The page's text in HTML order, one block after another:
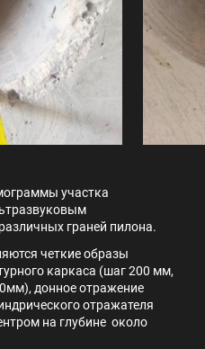
участка
граней пилона.
четкие образы
каркаса (шаг 200 мм,
донное отражение
отражателя
на глубине около